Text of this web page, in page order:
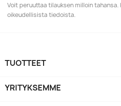
Voit peruuttaa tilauksen milloin
oikeudellisista tiedoista.
TUOTTEET
YRITYKSEMME